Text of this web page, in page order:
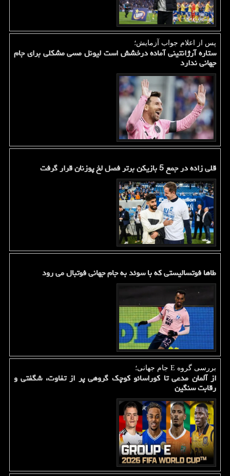
پس از اعلام جواب آزمایش؛
ستاره آرژانتینی آماده درخشش است لیونل مسی مشکلی برای جام
جهانی ندارد
قلی زاده در جمع 5 بازیکن برتر فصل لخ پوزنان قرار گرفت
طاها فوتسالیستی که با سوئد به جام جهانی فوتبال می رود
بررسی گروه E جام جهانی؛
از آلمان مدعی تا کوراسائو کوچک گروهی پر از تفاوت، شگفتی و
رقابت سنگین